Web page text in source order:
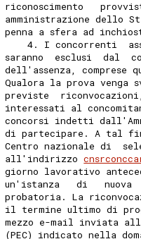
riconoscimento
amministrazione
penna a sfera ad
4. I concorrenti
saranno  esclusi  dal
dell'assenza,
Qualora la prova
previste
interessati al
concorsi indetti
di partecipare. A tal
Centro nazionale di
all'indirizzo
giorno lavorativo
un'istanza   di   nuova
probatoria. La
il termine ultimo di
mezzo e-mail inviata
(PEC) indicato nella